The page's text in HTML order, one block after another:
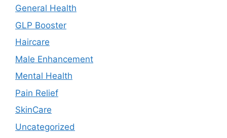
General Health
GLP Booster
Haircare
Male Enhancement
Mental Health
Pain Relief
SkinCare
Uncategorized